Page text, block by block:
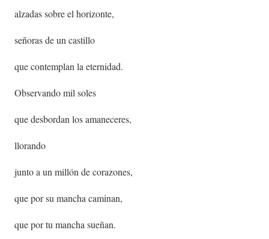
alzadas sobre el horizonte,
señoras de un castillo
que contemplan la eternidad.
Observando mil soles
que desbordan los amaneceres,
llorando
junto a un millón de corazones,
que por su mancha caminan,
que por tu mancha sueñan.